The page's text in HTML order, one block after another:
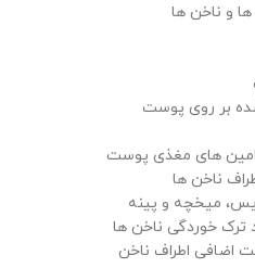
و ناخن ها
بر روی پوست
های مغذی پوست
ناخن ها
میخچه و پینه
ترک خوردگی ناخن ها
اطراف ناخن